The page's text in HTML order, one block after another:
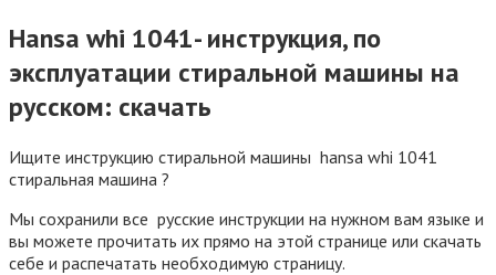
Hansa whi 1041- инструкция, по
эксплуатации стиральной машины на
русском: скачать
Ищите инструкцию стиральной машины hansa whi 1041
стиральная машина ?
Мы сохранили все русские инструкции на нужном вам языке и
вы можете прочитать их прямо на этой странице или скачать
себе и распечатать необходимую страницу.